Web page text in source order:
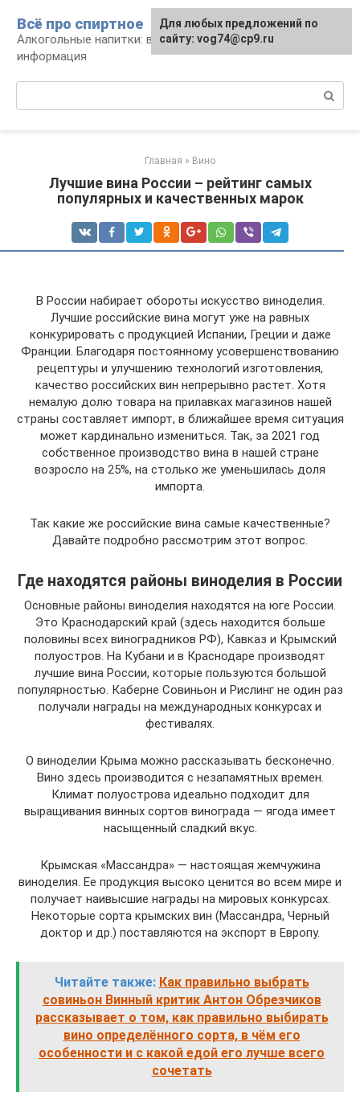
контенту
Всё про спиртное
Алкогольные напитки: виды, рецепты,
информация
Главная » Вино
Лучшие вина России – рейтинг самых
популярных и качественных марок
В России набирает обороты искусство виноделия.
Лучшие российские вина могут уже на равных
конкурировать с продукцией Испании, Греции и даже
Франции. Благодаря постоянному усовершенствованию
рецептуры и улучшению технологий изготовления,
качество российских вин непрерывно растет. Хотя
немалую долю товара на прилавках магазинов нашей
страны составляет импорт, в ближайшее время ситуация
может кардинально измениться. Так, за 2021 год
собственное производство вина в нашей стране
возросло на 25%, на столько же уменьшилась доля
импорта.
Так какие же российские вина самые качественные?
Давайте подробно рассмотрим этот вопрос.
Где находятся районы виноделия в России
Основные районы виноделия находятся на юге России.
Это Краснодарский край (здесь находится больше
половины всех виноградников РФ), Кавказ и Крымский
полуостров. На Кубани и в Краснодаре производят
лучшие вина России, которые пользуются большой
популярностью. Каберне Совиньон и Рислинг не один раз
получали награды на международных конкурсах и
фестивалях.
О виноделии Крыма можно рассказывать бесконечно.
Вино здесь производится с незапамятных времен.
Климат полуострова идеально подходит для
выращивания винных сортов винограда — ягода имеет
насыщенный сладкий вкус.
Крымская «Массандра» — настоящая жемчужина
виноделия. Ее продукция высоко ценится во всем мире и
получает наивысшие награды на мировых конкурсах.
Некоторые сорта крымских вин (Массандра, Черный
доктор и др.) поставляются на экспорт в Европу.
Читайте также: Как правильно выбрать
совиньон Винный критик Антон Обрезчиков
рассказывает о том, как правильно выбирать
вино определённого сорта, в чём его
особенности и с какой едой его лучше всего
сочетать
Для любых предложений по
сайту: vog74@cp9.ru